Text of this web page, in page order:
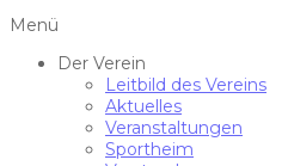
Menü
Der Verein
Leitbild des Vereins
Aktuelles
Veranstaltungen
Sportheim